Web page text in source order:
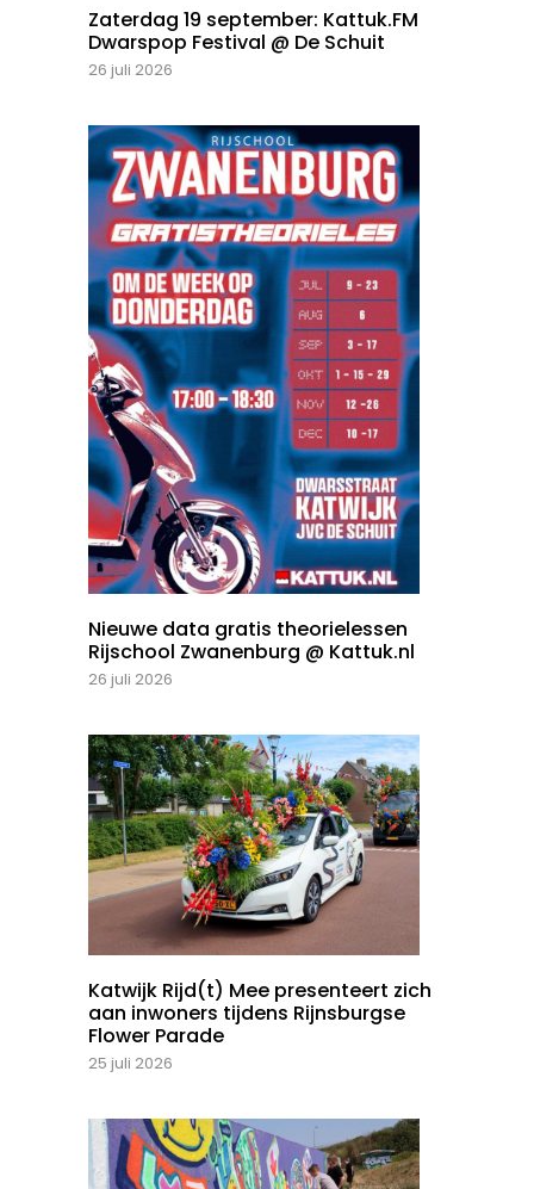
Zaterdag 19 september: Kattuk.FM
Dwarspop Festival @ De Schuit
26 juli 2026
Nieuwe data gratis theorielessen
Rijschool Zwanenburg @ Kattuk.nl
26 juli 2026
Katwijk Rijd(t) Mee presenteert zich
aan inwoners tijdens Rijnsburgse
Flower Parade
25 juli 2026